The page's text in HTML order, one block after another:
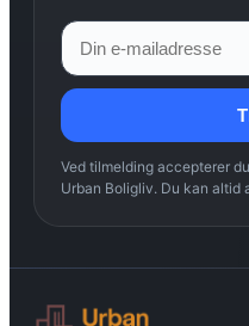
Ved tilmelding accepterer
Urban Boligliv. Du kan altid